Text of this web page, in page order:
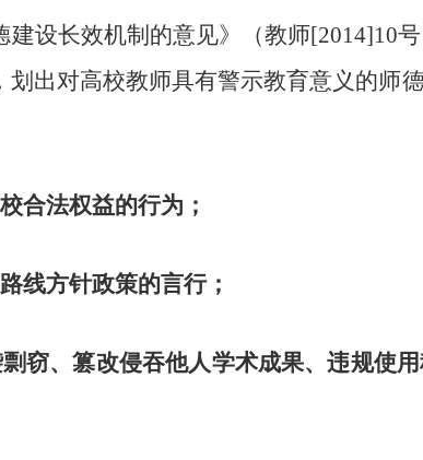
设长效机制的意见》（教师[2014]10
出对高校教师具有警示教育意义的师
合法权益的行为；
线方针政策的言行；
窃、篡改侵吞他人学术成果、违规使